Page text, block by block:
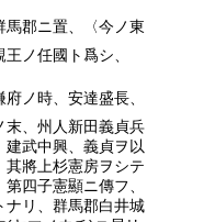
郡ニ置、〈今ノ東
ノ任國ト爲シ、
ノ時、安達盛長、
末、州人新田義貞兵
建武中興、義貞ヲ以
其將上杉憲房ヲシテ
四子憲顯ニ傳フ、
ナリ、群馬郡白井城